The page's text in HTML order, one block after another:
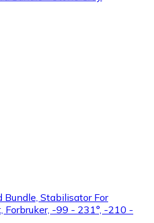
Stabilisator For
Forbruker, -99 - 231°, -210 -